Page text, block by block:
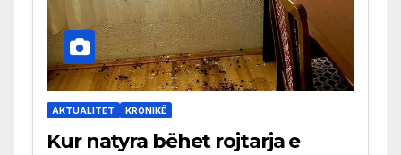
AKTUALITET KRONIKË
Kur natyra bëhet rojtarja e